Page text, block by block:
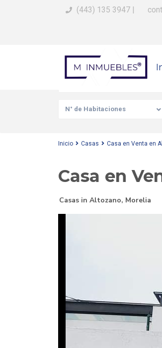
(443) 135 3947 |
Busca Tu Propiedad
N° de Habitaciones
Inicio Casas Casa en Venta en
Casa en
Casas in Altozano, Morelia